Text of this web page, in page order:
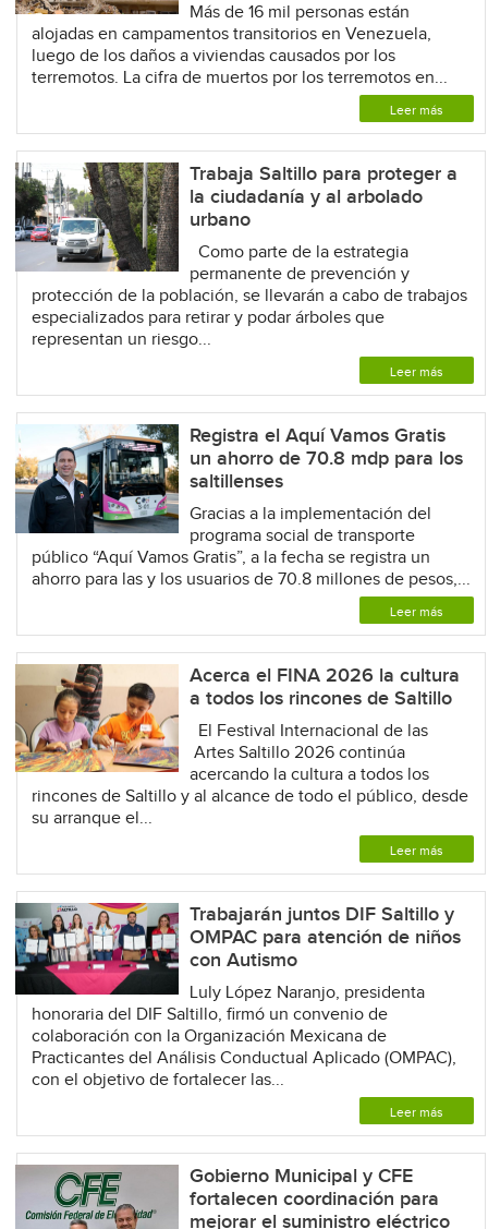
Más de 16 mil personas están
alojadas en campamentos transitorios en Venezuela,
luego de los daños a viviendas causados por los
terremotos. La cifra de muertos por los terremotos en...
Leer más
Trabaja Saltillo para proteger a
la ciudadanía y al arbolado
urbano
Como parte de la estrategia
permanente de prevención y
protección de la población, se llevarán a cabo de trabajos
especializados para retirar y podar árboles que
representan un riesgo...
Leer más
Registra el Aquí Vamos Gratis
un ahorro de 70.8 mdp para los
saltillenses
Gracias a la implementación del
programa social de transporte
público “Aquí Vamos Gratis”, a la fecha se registra un
ahorro para las y los usuarios de 70.8 millones de pesos,...
Leer más
Acerca el FINA 2026 la cultura
a todos los rincones de Saltillo
El Festival Internacional de las
Artes Saltillo 2026 continúa
acercando la cultura a todos los
rincones de Saltillo y al alcance de todo el público, desde
su arranque el...
Leer más
Trabajarán juntos DIF Saltillo y
OMPAC para atención de niños
con Autismo
Luly López Naranjo, presidenta
honoraria del DIF Saltillo, firmó un convenio de
colaboración con la Organización Mexicana de
Practicantes del Análisis Conductual Aplicado (OMPAC),
con el objetivo de fortalecer las...
Leer más
Gobierno Municipal y CFE
fortalecen coordinación para
mejorar el suministro eléctrico